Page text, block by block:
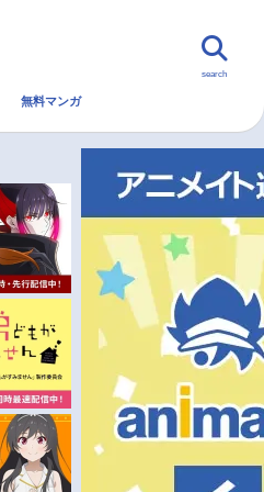
無料マンガ
search
無料マンガ